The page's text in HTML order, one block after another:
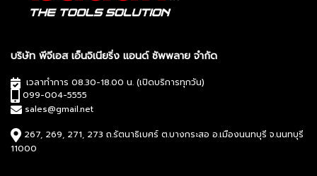
บริษัท พีจีเอส เอ็นจิเนียริ่ง แอนด์ ซัพพลาย จำกัด
เวลาทำการ 08.30-18.00 น. (เปิดบริการทุกวัน)
099-004-5555
sales@gmail.net
267, 269, 271, 273 ถ.รัตนาธิเบศร์ ต.บางกระสอ อ.เมืองนนทบุรี จ.นนทบุรี
11000